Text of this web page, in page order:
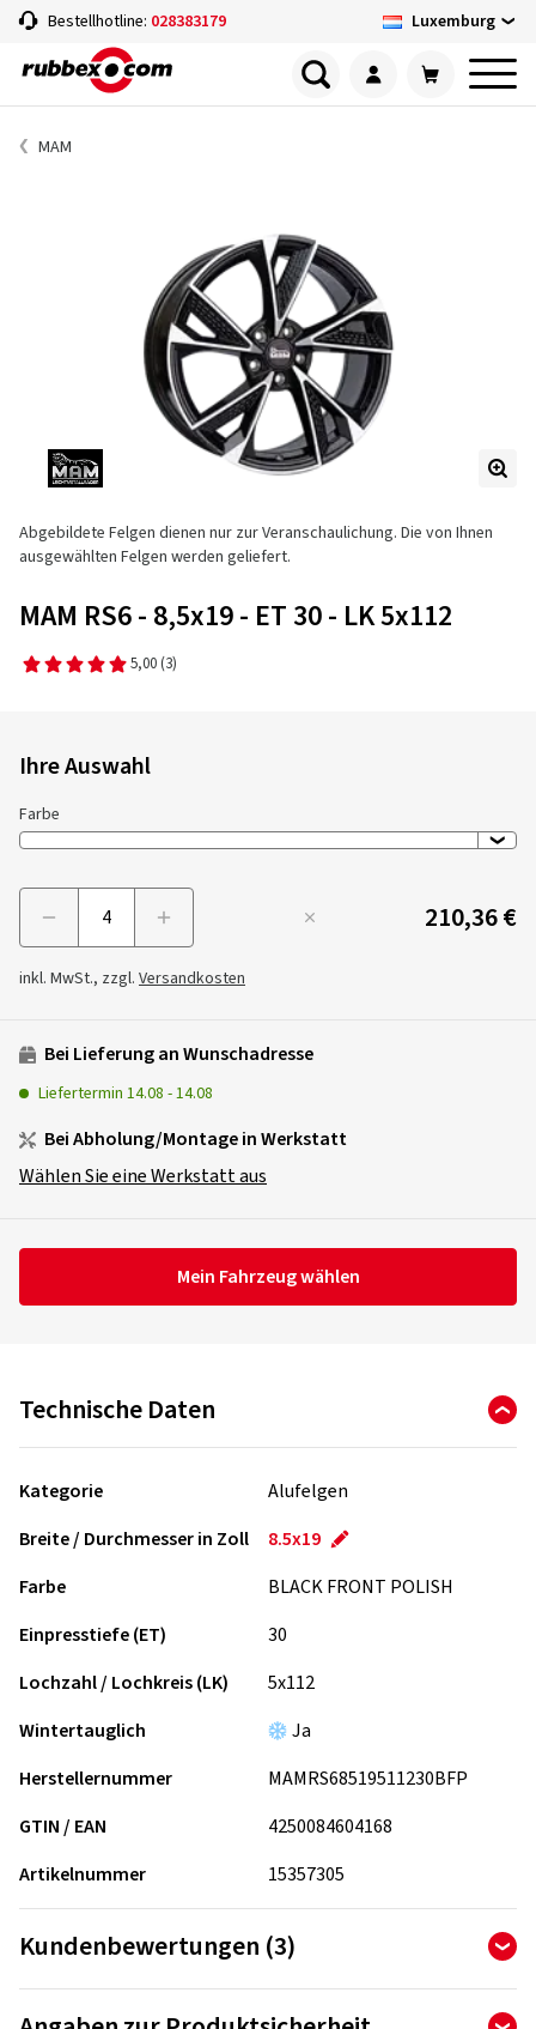
Bestellhotline: 028383179 Luxemburg
MAM
Abgebildete Felgen dienen nur zur Veranschaulichung. Die von Ihnen
ausgewählten Felgen werden geliefert.
MAM RS6 - 8,5x19 - ET 30 - LK 5x112
5,00 (3)
Ihre Auswahl
Farbe
210,36 €
inkl. MwSt., zzgl. Versandkosten
Bei Lieferung an Wunschadresse
Liefertermin 14.08 -14.08
Bei Abholung/Montage in Werkstatt
Wählen Sie eine Werkstatt aus
Mein Fahrzeug wählen
Technische Daten
Kategorie
Alufelgen
Breite / Durchmesser in Zoll
8.5x19
Farbe
BLACK FRONT POLISH
Einpresstiefe (ET)
30
Lochzahl / Lochkreis (LK)
5x112
Wintertauglich
Ja
Herstellernummer
MAMRS68519511230BFP
GTIN / EAN
4250084604168
Artikelnummer
15357305
Kundenbewertungen (3)
5,00